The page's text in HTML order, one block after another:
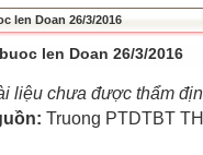
len Doan 26/3/2016
len Doan 26/3/2016
liệu chưa được thẩm
Truong PTDTBT